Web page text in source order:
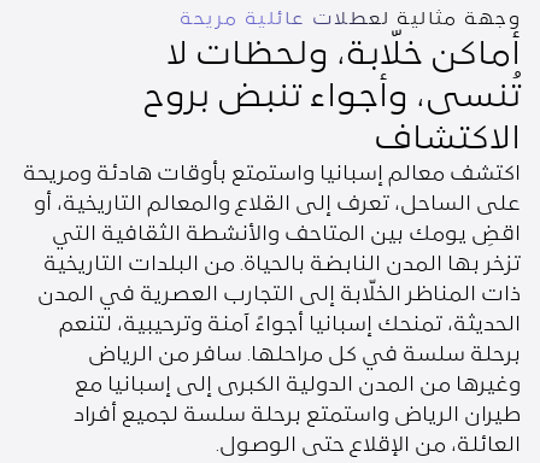
وجهة مثالية لعطلات عائلية مريحة
أماكن خلّابة، ولحظات لا
تُنسى، وأجواء تنبض بروح
الاكتشاف
اكتشف معالم إسبانيا واستمتع بأوقات هادئة ومريحة
على الساحل، تعرف إلى القلاع والمعالم التاريخية، أو
اقضِ يومك بين المتاحف والأنشطة الثقافية التي
تزخر بها المدن النابضة بالحياة. من البلدات التاريخية
ذات المناظر الخلّابة إلى التجارب العصرية في المدن
الحديثة، تمنحك إسبانيا أجواءً آمنة وترحيبية، لتنعم
برحلة سلسة في كل مراحلها. سافر من الرياض
وغيرها من المدن الدولية الكبرى إلى إسبانيا مع
طيران الرياض واستمتع برحلة سلسة لجميع أفراد
العائلة، من الإقلاع حتى الوصول.